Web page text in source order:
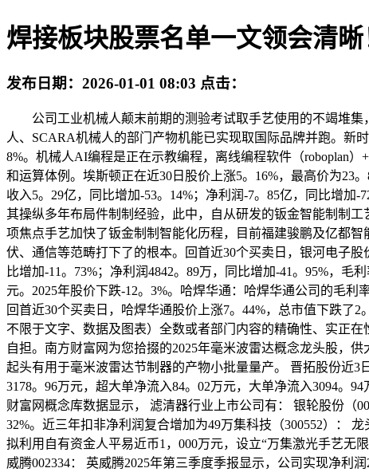
焊接板块股票名单一文领会清晰
发布日期： 2026-01-01 08:03 点击：
公司工业机械人颠末前期的测验考试取手艺使用的不竭堆集
人、SCARA机械人的部门产物机能已实现取国际品牌并跑。新
8%。机械人AI编程是正在示教编程，离线编程软件（roboplan
和运算体例。埃斯顿正在近30日股价上涨5。16%，最高价为23
收入5。29亿，同比增加-53。14%；净利润-7。85亿，同比增加
其操纵多年布局件制制经验，此中，自从研发的钣金智能制制
项焦点手艺加快了钣金制制智能化历程，目前福建骏鹏及亿都
伏、通信等范畴打下了的根本。回首近30个买卖日，银河电子
比增加-11。73%；净利润4842。89万，同比增加-41。95%，毛
元。2025年股价下跌-12。3%。哈焊华通：哈焊华通公司的毛利
回首近30个买卖日，哈焊华通股价上涨7。44%，总市值下跌了
不限于文字、数据及图表）全数或者部门内容的精确性、实正
自担。南方财富网为您拾掇的2025年毫米波雷达概念龙头股，
起头有用于毫米波雷达节制器的产物小批量量产。 晋拓股份近3
3178。96万元，超大单净流入84。02万元，大单净流入3094。
财富网概念库数据显示， 滤清器行业上市公司有： 银轮股份（
32%。近三年扣非净利润复合增加为49万集科技（300552）：
拟利用自有资金人平易近币1，000万元，设立“万集激光手艺无
威腾002334： 英威腾2025年第三季度季报显示，公司实现净利